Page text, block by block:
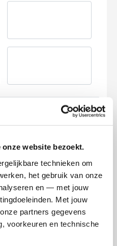
website bezoekt.
technieken om
het gebruik van onze
en — met jouw
Met jouw
partners gegevens
voorkeuren en technische
de transactiekosten
nu